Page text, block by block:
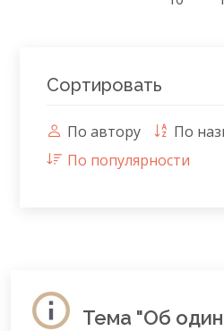
Сортировать
По автору
По
По популярности
Тема "Об